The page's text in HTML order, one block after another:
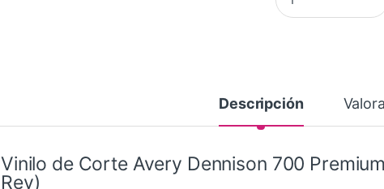
Descripción
Vinilo de Corte Avery Dennison 700
Rey)